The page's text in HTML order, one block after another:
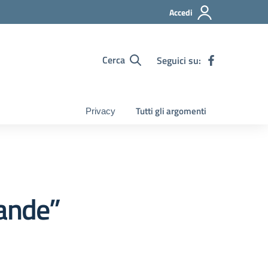
Accedi
Cerca Seguici su:
Privacy Tutti gli argomenti